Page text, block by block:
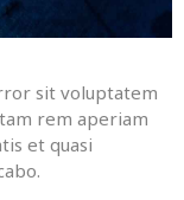
sit voluptatem
rem aperiam
et quasi